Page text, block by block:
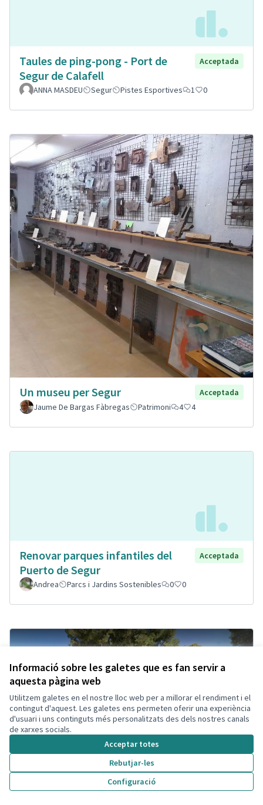
Informació sobre les galetes que es fan servir a
aquesta pàgina web
Utilitzem galetes en el nostre lloc web per a millorar el rendiment i el
contingut d'aquest. Les galetes ens permeten oferir una experiència
d'usuari i uns continguts més personalitzats des dels nostres canals
de xarxes socials.
Acceptar totes
Rebutjar-les
Configuració
Taules de ping-pong - Port de
Segur de Calafell
Acceptada
ANNA MASDEU Segur Pistes Esportives 1 0
Un museu per Segur
Acceptada
Jaume De Bargas Fàbregas
Patrimoni 4 4
Renovar parques infantiles del
Puerto de Segur
Acceptada
Andrea Parcs i Jardins Sostenibles 0 0
Ganar visibilidad estación Segur,